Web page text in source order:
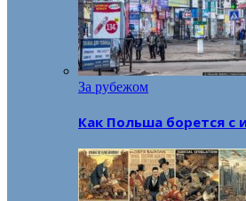
За рубежом
Как Польша борется с